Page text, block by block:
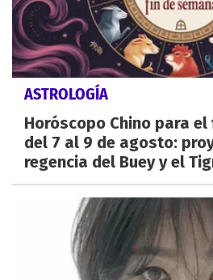
ASTROLOGÍA
Horóscopo Chino para
del 7 al 9 de agosto:
regencia del Buey y el